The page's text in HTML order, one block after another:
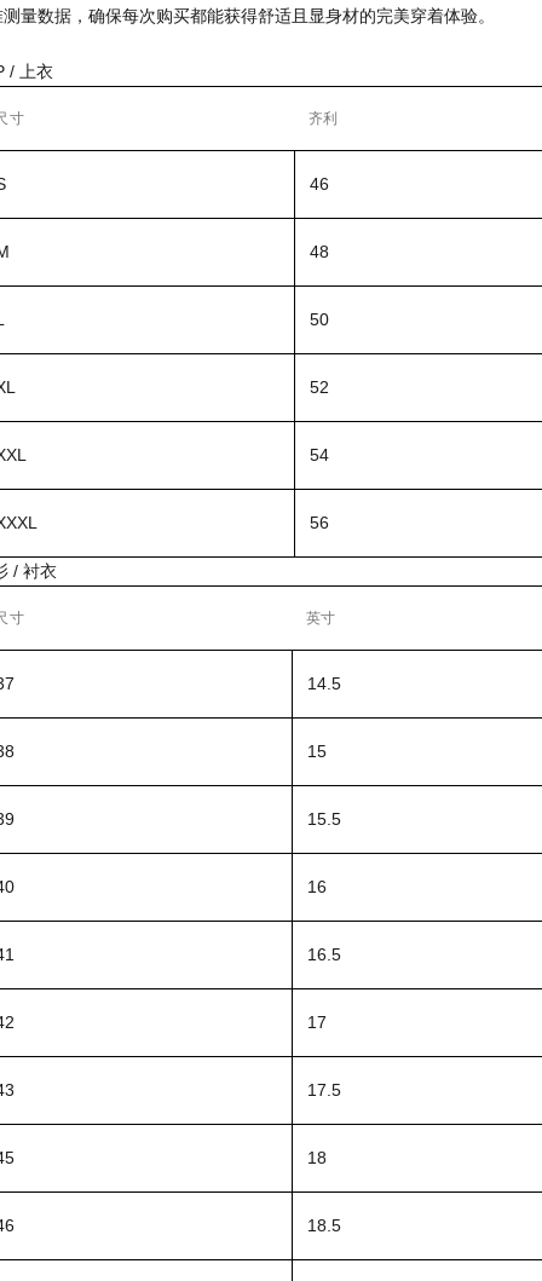
量数据，确保每次购买都能获得舒适且显身材的完美穿着体验。
/ 上衣
寸 齐利
46
48
50
52
54
56
/ 衬衣
寸 英寸
14.5
15
15.5
16
16.5
17
17.5
18
18.5